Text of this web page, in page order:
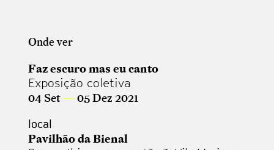
Onde ver
Faz escuro mas eu canto
Exposição coletiva
04 Set—05 Dez 2021
local
Pavilhão da Bienal